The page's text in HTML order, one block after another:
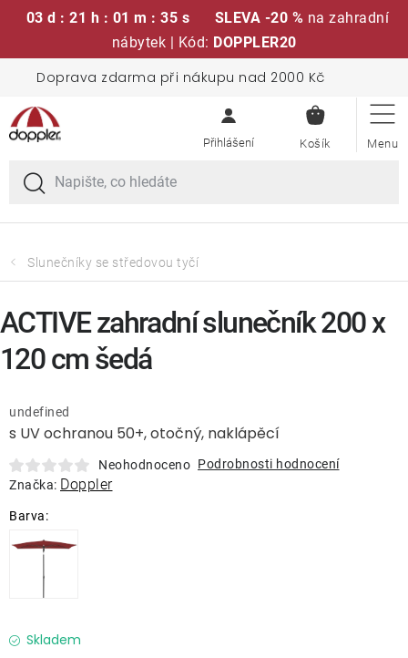
03 d : 21 h : 01 m : 34 s SLEVA -20 % na zahradní
nábytek | Kód: DOPPLER20
obsah
Doprava zdarma při nákupu nad 2000 Kč
KOŠÍK
Sedací soupravy
Slunečníky
Křesla a židle
Lavice a houpačky
Lehátka
Doplňky
Kolekce
Slunečníky se středovou tyčí
s UV ochranou 50+, otočný, naklápěcí
undefined
Neohodnoceno Podrobnosti hodnocení
Značka: Doppler
Skladem
ACTIVE zahradní slunečník 200 x
120 cm šedá